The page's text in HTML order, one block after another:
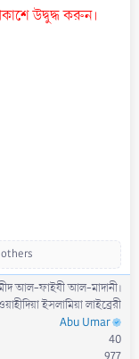
উদ্বুদ্ধ করুন।
আল-ফাইযী আল-মাদানী।
ইসলামিয়া লাইব্রেরী
Abu Umar
40